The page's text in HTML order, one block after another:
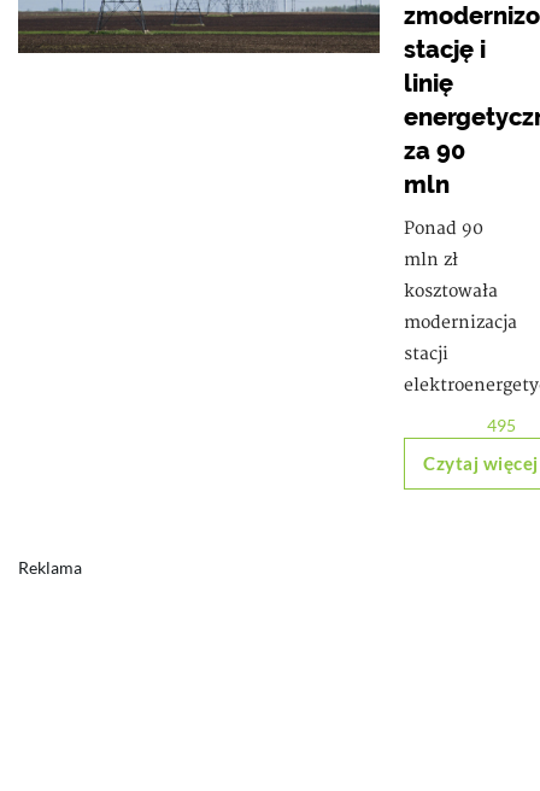
stację i
linię
za 90
mln
Ponad 90
mln zł
kosztowała
modernizacja
stacji
495
Czytaj więcej
Reklama